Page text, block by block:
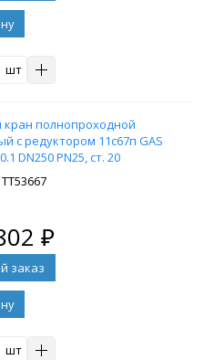
шт
полнопроходной
с редуктором 11c67п GAS
DN250 PN25, ст. 20
ТТ53667
₽
шт